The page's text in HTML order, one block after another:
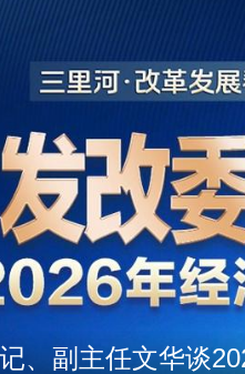
、副主任文华谈